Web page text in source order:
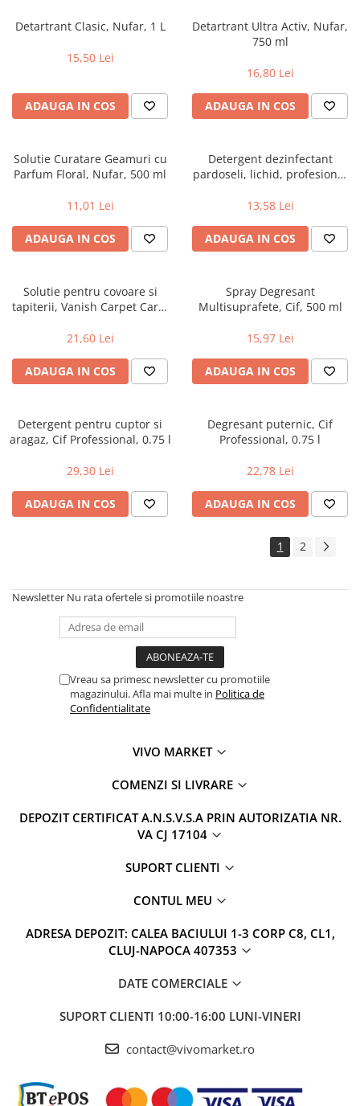
Detartrant Clasic, Nufar, 1 L
15,50 Lei
ADAUGA IN COS
Detartrant Ultra Activ, Nufar,
750 ml
16,80 Lei
ADAUGA IN COS
Solutie Curatare Geamuri cu
Parfum Floral, Nufar, 500 ml
11,01 Lei
ADAUGA IN COS
Detergent dezinfectant
pardoseli, lichid, profesional
13,58 Lei
ADAUGA IN COS
Solutie pentru covoare si
tapiterii, Vanish Carpet Care,
21,60 Lei
ADAUGA IN COS
Spray Degresant
Multisuprafete, Cif, 500 ml
15,97 Lei
ADAUGA IN COS
Detergent pentru cuptor si
aragaz, Cif Professional, 0.75 l
29,30 Lei
ADAUGA IN COS
Degresant puternic, Cif
Professional, 0.75 l
22,78 Lei
ADAUGA IN COS
1 2
Newsletter Nu rata ofertele si promotiile noastre
Vreau sa primesc newsletter cu promotiile
magazinului. Afla mai multe in Politica de
Confidentialitate
VIVO MARKET
COMENZI SI LIVRARE
DEPOZIT CERTIFICAT A.N.S.V.S.A PRIN AUTORIZATIA NR.
VA CJ 17104
SUPORT CLIENTI
CONTUL MEU
ADRESA DEPOZIT: CALEA BACIULUI 1-3 CORP C8, CL1,
CLUJ-NAPOCA 407353
DATE COMERCIALE
SUPORT CLIENTI 10:00-16:00 LUNI-VINERI
contact@vivomarket.ro